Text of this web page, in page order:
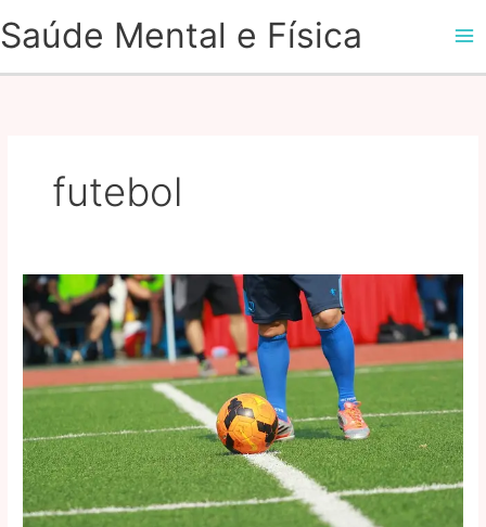
para
Saúde Mental e Física
futebol